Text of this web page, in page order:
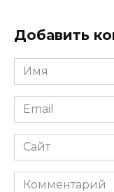
Добавить
Имя
*
Email
*
Сайт
Комментарий